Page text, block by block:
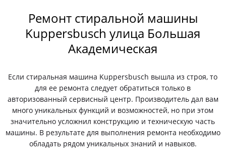
Ремонт стиральной машины
Kuppersbusch улица Большая
Академическая
Если стиральная машина Kuppersbusch вышла из строя, то
для ее ремонта следует обратиться только в
авторизованный сервисный центр. Производитель дал вам
много уникальных функций и возможностей, но при этом
значительно усложнил конструкцию и техническую часть
машины. В результате для выполнения ремонта необходимо
обладать рядом уникальных знаний и навыков.